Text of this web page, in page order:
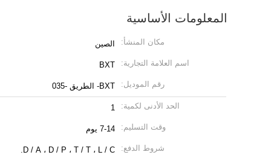
المعلومات الأساسية
مكان المنشأ: الصين
اسم العلامة التجارية: BXT
رقم الموديل: BXT- الطريق -035
الحد الأدنى لكمية: 1
وقت التسليم: 7-14 يوم
شروط الدفع: D / A ، D / P ، T / T ، L / C.